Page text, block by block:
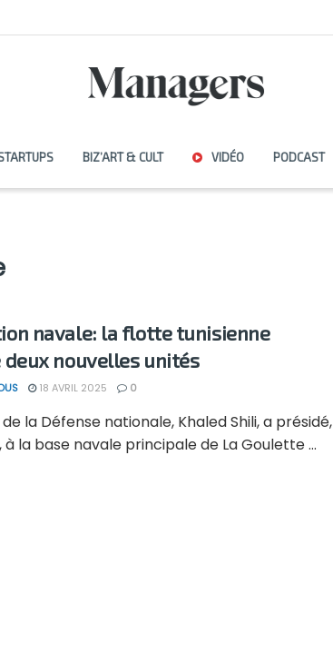
BIZ’ART & CULT VIDÉO PODCAST
navale: la flotte tunisienne
deux nouvelles unités
18 AVRIL 2025 0
la Défense nationale, Khaled Shili, a présidé,
à la base navale principale de La Goulette ...